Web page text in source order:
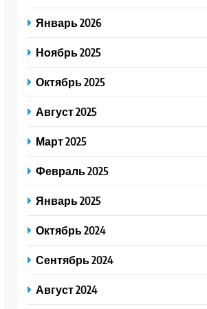
Январь 2026
Ноябрь 2025
Октябрь 2025
Август 2025
Март 2025
Февраль 2025
Январь 2025
Октябрь 2024
Сентябрь 2024
Август 2024